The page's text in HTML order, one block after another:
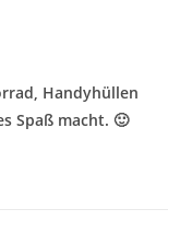
Handyhüllen
Spaß macht. 🙂